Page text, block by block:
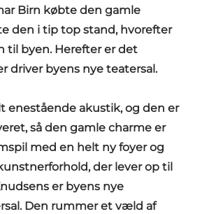
Birn købte den gamle
den i tip top stand, hvorefter
til byen. Herefter er det
driver byens nye teatersal.
enestående akustik, og den er
så den gamle charme er
med en helt ny foyer og
der lever op til
er byens nye
Den rummer et væld af